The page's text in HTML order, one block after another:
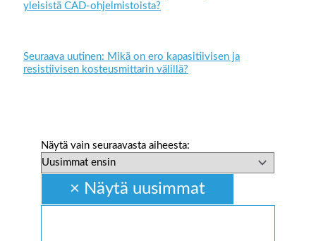
yleisistä CAD-ohjelmistoista?
Seuraava uutinen: Mikä on ero kapasitiivisen ja
resistiivisen kosteusmittarin välillä?
Näytä vain seuraavasta aiheesta: